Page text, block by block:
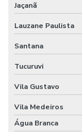
Locação de
Locação de
Locação de
Locação de
Locação de
Locação de
Jaçanã
Lauzane Paulista
Santana
Tucuruvi
Vila Gustavo
Vila Medeiros
Água Branca